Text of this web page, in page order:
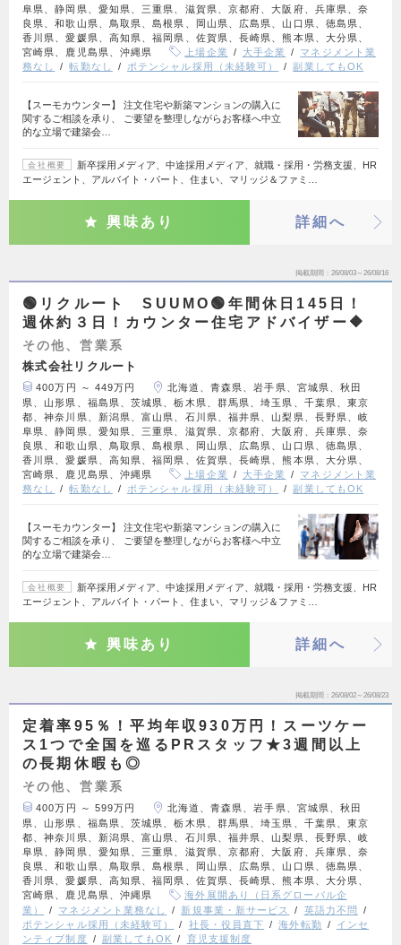
阜県、静岡県、愛知県、三重県、滋賀県、京都府、大阪府、兵庫県、奈
良県、和歌山県、鳥取県、島根県、岡山県、広島県、山口県、徳島県、
香川県、愛媛県、高知県、福岡県、佐賀県、長崎県、熊本県、大分県、
宮崎県、鹿児島県、沖縄県
上場企業 大手企業
マネジメント業
務なし
転勤なし ポテンシャル採用（未経験可） 副業してもOK
【スーモカウンター】 注文住宅や新築マンションの購入に
関するご相談を承り、 ご要望を整理しながらお客様へ中立
的な立場で建築会…
会社概要
新卒採用メディア、中途採用メディア、就職・採用・労務支援、HR
エージェント、アルバイト・パート、住まい、マリッジ＆ファミ…
興味あり 詳細へ
掲載期間 26/08/03～26/08/16
🟢リクルート SUUMO🟢年間休日145日！
週休約３日！カウンター住宅アドバイザー🔶
その他、営業系
株式会社リクルート
400万円 ～ 449万円
北海道、青森県、岩手県、宮城県、秋田
県、山形県、福島県、茨城県、栃木県、群馬県、埼玉県、千葉県、東京
都、神奈川県、新潟県、富山県、石川県、福井県、山梨県、長野県、岐
阜県、静岡県、愛知県、三重県、滋賀県、京都府、大阪府、兵庫県、奈
良県、和歌山県、鳥取県、島根県、岡山県、広島県、山口県、徳島県、
香川県、愛媛県、高知県、福岡県、佐賀県、長崎県、熊本県、大分県、
宮崎県、鹿児島県、沖縄県
上場企業 大手企業
マネジメント業
務なし
転勤なし ポテンシャル採用（未経験可） 副業してもOK
【スーモカウンター】 注文住宅や新築マンションの購入に
関するご相談を承り、 ご要望を整理しながらお客様へ中立
的な立場で建築会…
会社概要
新卒採用メディア、中途採用メディア、就職・採用・労務支援、HR
エージェント、アルバイト・パート、住まい、マリッジ＆ファミ…
興味あり 詳細へ
掲載期間 26/08/02～26/08/23
定着率95％！平均年収930万円！スーツケー
ス1つで全国を巡るPRスタッフ★3週間以上
の長期休暇も◎
その他、営業系
400万円 ～ 599万円
北海道、青森県、岩手県、宮城県、秋田
県、山形県、福島県、茨城県、栃木県、群馬県、埼玉県、千葉県、東京
都、神奈川県、新潟県、富山県、石川県、福井県、山梨県、長野県、岐
阜県、静岡県、愛知県、三重県、滋賀県、京都府、大阪府、兵庫県、奈
良県、和歌山県、鳥取県、島根県、岡山県、広島県、山口県、徳島県、
香川県、愛媛県、高知県、福岡県、佐賀県、長崎県、熊本県、大分県、
宮崎県、鹿児島県、沖縄県
海外展開あり（日系グローバル企
業）
マネジメント業務なし 新規事業・新サービス
英語力不問
ポテンシャル採用（未経験可）
社長・役員直下 海外転勤
インセ
ンティブ制度
副業してもOK 育児支援制度